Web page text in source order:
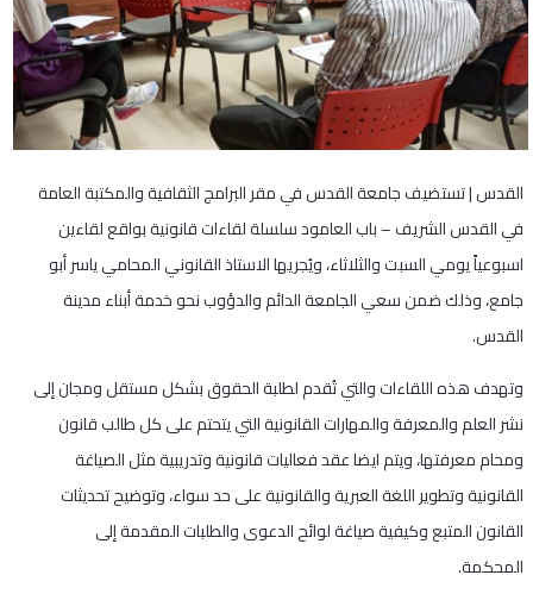
القدس | تستضيف جامعة القدس في مقر البرامج الثقافية والمكتبة العامة
في القدس الشريف – باب العامود سلسلة لقاءات قانونية بواقع لقاءين
اسبوعياً يومي السبت والثلاثاء، ويُجريها الاستاذ القانوني المحامي ياسر أبو
جامع، وذلك ضمن سعي الجامعة الدائم والدؤوب نحو خدمة أبناء مدينة
القدس.
وتهدف هذه اللقاءات والتي تُقدم لطلبة الحقوق بشكل مستقل ومجان إلى
نشر العلم والمعرفة والمهارات القانونية التي يتحتم على كل طالب قانون
ومحام معرفتها، ويتم ايضا عقد فعاليات قانونية وتدريبية مثل الصياغة
القانونية وتطوير اللغة العبرية والقانونية على حد سواء، وتوضيح تحديثات
القانون المتبع وكيفية صياغة لوائح الدعوى والطلبات المقدمة إلى
المحكمة.